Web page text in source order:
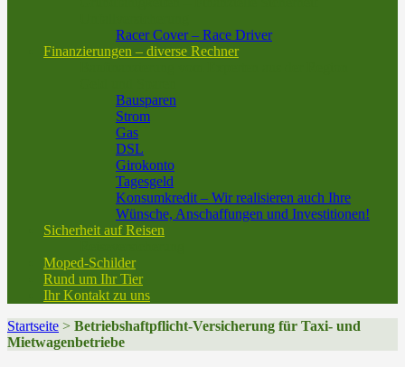
Racer Cover – Race Driver
Finanzierungen – diverse Rechner
Bausparen
Strom
Gas
DSL
Girokonto
Tagesgeld
Konsumkredit – Wir realisieren auch Ihre
Wünsche, Anschaffungen und Investitionen!
Sicherheit auf Reisen
Moped-Schilder
Rund um Ihr Tier
Ihr Kontakt zu uns
Startseite > Betriebshaftpflicht-Versicherung für Taxi- und
Mietwagenbetriebe